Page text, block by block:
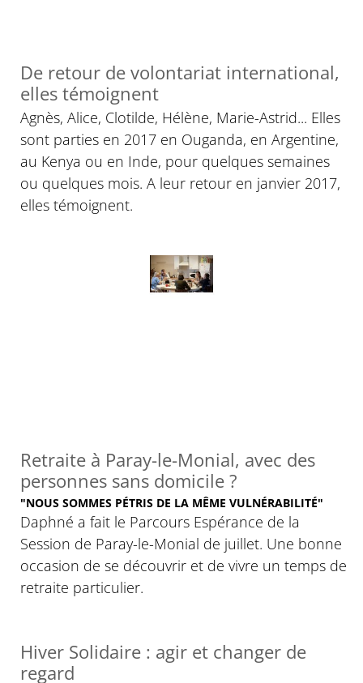
De retour de volontariat international,
elles témoignent
Agnès, Alice, Clotilde, Hélène, Marie-Astrid... Elles
sont parties en 2017 en Ouganda, en Argentine,
au Kenya ou en Inde, pour quelques semaines
ou quelques mois. A leur retour en janvier 2017,
elles témoignent.
Retraite à Paray-le-Monial, avec des
personnes sans domicile ?
"NOUS SOMMES PÉTRIS DE LA MÊME VULNÉRABILITÉ"
Daphné a fait le Parcours Espérance de la
Session de Paray-le-Monial de juillet. Une bonne
occasion de se découvrir et de vivre un temps de
retraite particulier.
Hiver Solidaire : agir et changer de
regard